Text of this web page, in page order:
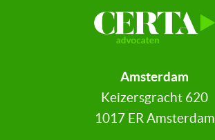
Amsterdam
Keizersgracht 620
1017 ER Amsterdam